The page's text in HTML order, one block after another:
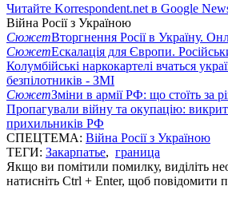
Читайте Korrespondent.net в Google
Війна Росії з Україною
СюжетВторгнення Росії в Україну.
СюжетЕскалація для Європи.
Колумбійські наркокартелі вчаться
безпілотників - ЗМІ
СюжетЗміни в армії РФ: що стоїть за
Пропагували війну та окупацію:
прихильників РФ
СПЕЦТЕМА: Війна Росії з Україною
ТЕГИ: Закарпатье, граница
Якщо ви помітили помилку, виділіть
натисніть Ctrl + Enter, щоб повідомити